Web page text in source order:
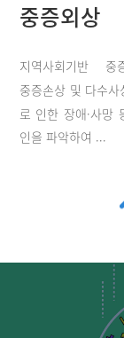
중증외상
지역사회기반 중
중증손상 및 다수사
로 인한 장애·사망
인을 파악하여 ...